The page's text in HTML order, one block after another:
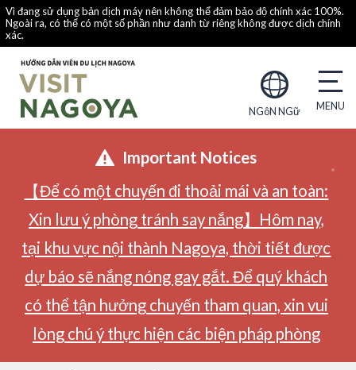
Vì đang sử dụng bản dịch máy nên không thể đảm bảo độ chính xác 100%.
Ngoài ra, có thể có một số phần như danh từ riêng không được dịch chính
xác.
NGôN NGữ
Important Notices
【Để có một chuyến đi thoải mái và an toàn:
Xin lưu ý phòng tránh say nắng】Hôm nay,
tại khu vực nội thành Nagoya, thời tiết được
dự báo sẽ nắng nóng gay gắt. Để quý khách
có thể tận hưởng chuyến tham quan, xin vui
lòng chú ý thực hiện các biện pháp phòng